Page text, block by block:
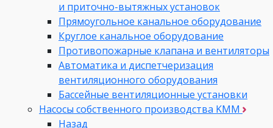
и приточно-вытяжных установок
Прямоугольное канальное оборудование
Круглое канальное оборудование
Противопожарные клапана и вентиляторы
Автоматика и диспетчеризация
вентиляционного оборудования
Бассейные вентиляционные установки
Насосы собственного производства KMM
Назад